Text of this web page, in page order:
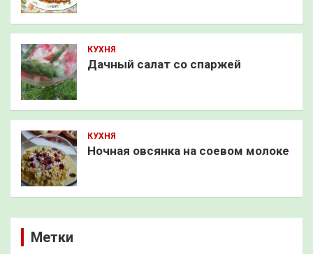
КУХНЯ
Дачный салат со спаржей
КУХНЯ
Ночная овсянка на соевом молоке
Метки